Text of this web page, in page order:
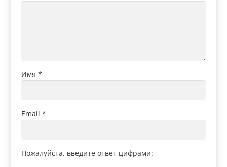
Имя *
Email *
Пожалуйста, введите ответ цифрами: